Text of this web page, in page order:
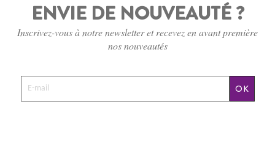
ENVIE DE NOUVEAUTÉ ?
Inscrivez-vous à notre newsletter et recevez en avant première
nos nouveautés
OK